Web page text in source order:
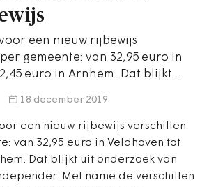
een nieuw rijbewijs
gemeente: van 32,95 euro in
euro in Arnhem. Dat blijkt…
18 december 2019
een nieuw rijbewijs verschillen
van 32,95 euro in Veldhoven tot
Dat blijkt uit onderzoek van
Met name de verschillen